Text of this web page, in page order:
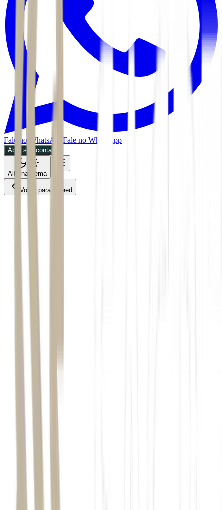
Fale no WhatsApp Fale no WhatsApp
Abra sua conta
Alternar tema
Voltar para o Feed